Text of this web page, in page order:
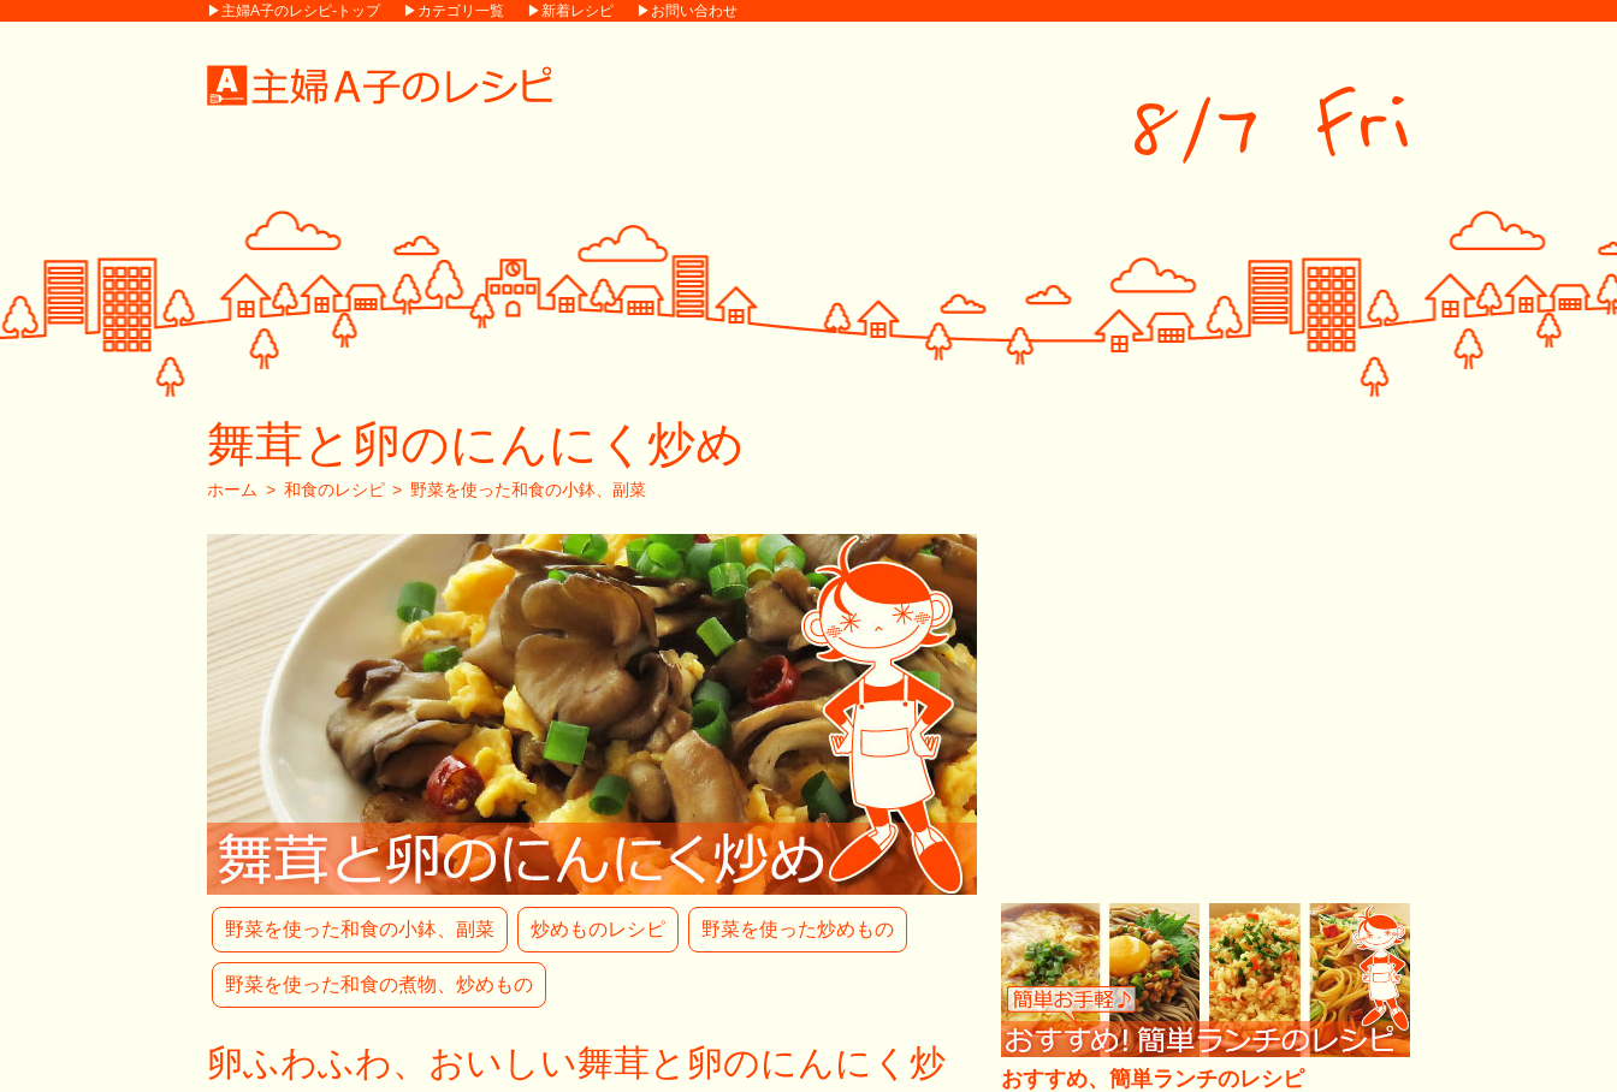
▶主婦A子のレシピ-トップ ▶カテゴリ一覧 ▶新着レシピ ▶お問い合わせ
8/7 Fri
舞茸と卵のにんにく炒め
ホーム 和食のレシピ 野菜を使った和食の小鉢、副菜
野菜を使った和食の小鉢、副菜 炒めものレシピ 野菜を使った炒めもの
野菜を使った和食の煮物、炒めもの
卵ふわふわ、おいしい舞茸と卵のにんにく炒
おすすめ、簡単ランチのレシピ